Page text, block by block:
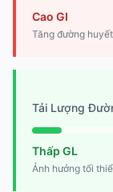
Cao GI
Tăng đường
Tải Lượng
Thấp GL
Ảnh hưởng tối